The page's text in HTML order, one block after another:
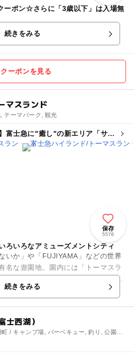
ポン☆さらに「3歳以下」は入場無
続きをみる
クーポンを見る
マスランド
テーマパーク, 観光
富士急に"癒し"の新エリア「サン
入
保存
5576
ろいろなアミューズメントシティ
いか」や「FUJIYAMA」などの世界
名な遊園地。園内には「トーマスラ
ル タウン」も併設され、年代問わず
続きをみる
西湖）
/ キャンプ場, バーベキュー, 釣り, 公園・